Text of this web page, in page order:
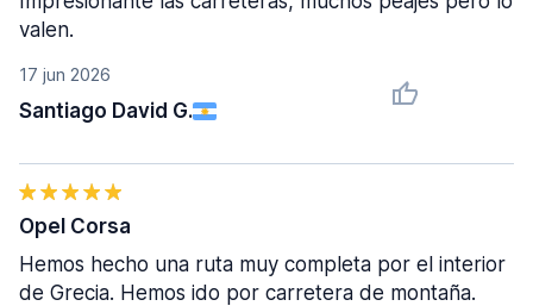
17 jun 2026
Santiago David G.
valen.
Opel Corsa
Hemos hecho una ruta muy completa por el interior
de Grecia. Hemos ido por carretera de montaña.